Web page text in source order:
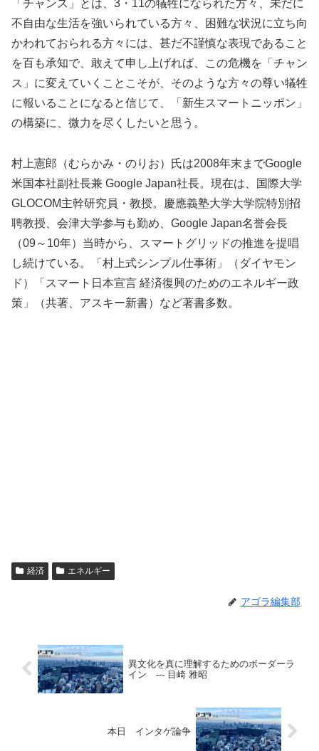
「チャンス」とは、3・11の犠牲になられた方々、未だに
不自由な生活を強いられている方々、困難な状況に立ち向
かわれておられる方々には、甚だ不謹慎な表現であること
を百も承知で、敢えて申し上げれば、この危機を「チャン
ス」に変えていくことこそが、そのような方々の尊い犠牲
に報いることになると信じて、「新生スマートニッポン」
の構築に、微力を尽くしたいと思う。
村上憲郎（むらかみ・のりお）氏は2008年末までGoogle
米国本社副社長兼 Google Japan社長。現在は、国際大学
GLOCOM主幹研究員・教授。慶應義塾大学大学院特別招
聘教授、会津大学参与も勤め、Google Japan名誉会長
（09～10年）当時から、スマートグリッドの推進を提唱
し続けている。「村上式シンプル仕事術」（ダイヤモン
ド）「スマート日本宣言 経済復興のためのエネルギー政
策」（共著、アスキー新書）など著書多数。
経済 エネルギー
アゴラ編集部
異文化を真に理解するためのボーダーラ
イン --- 目崎 雅昭
本日 インタゲ論争